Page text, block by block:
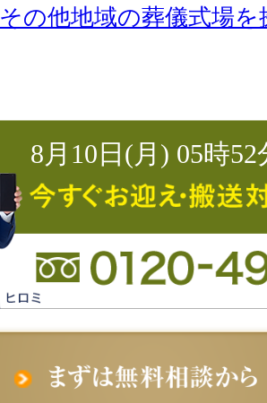
その他地域の葬儀式場を
8月10日(月) 05時52